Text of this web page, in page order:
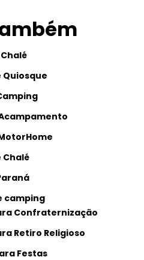
Chalé
Quiosque
Chalé
camping
Confraternização
Retiro Religioso
Festas